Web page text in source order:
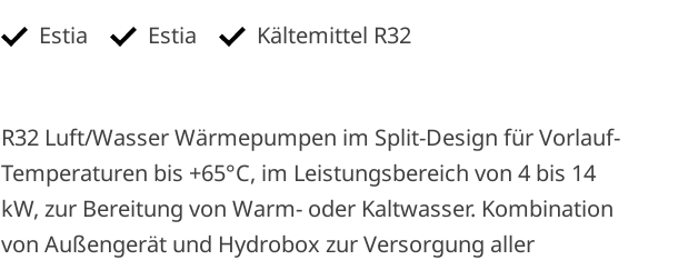
Estia Estia Kältemittel R32
R32 Luft/Wasser Wärmepumpen im Split-Design für Vorlauf-
Temperaturen bis +65°C, im Leistungsbereich von 4 bis 14
kW, zur Bereitung von Warm- oder Kaltwasser. Kombination
von Außengerät und Hydrobox zur Versorgung aller